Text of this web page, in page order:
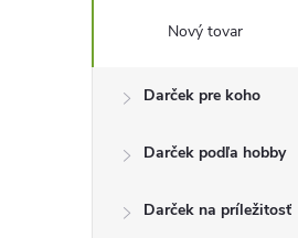
n
Nový tovar
Darček pre koho
Darček podľa hobby
Darček na príležitosť